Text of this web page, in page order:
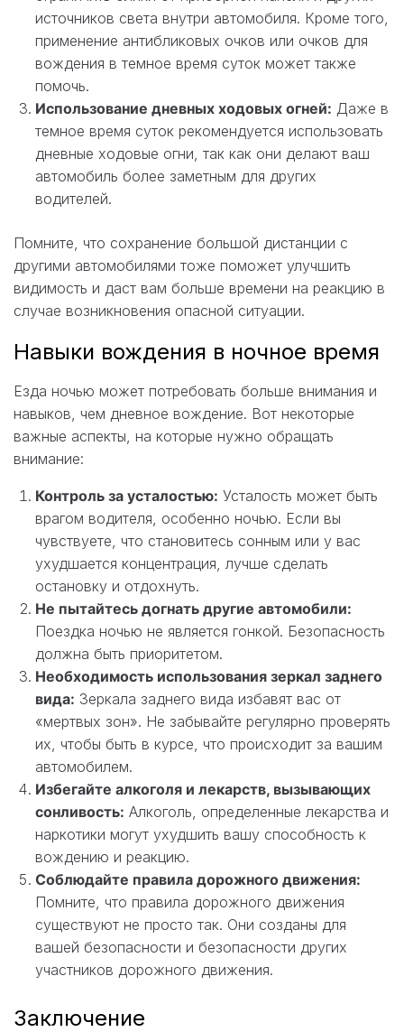
источников света внутри автомобиля. Кроме того,
применение антибликовых очков или очков для
вождения в темное время суток может также
помочь.
Использование дневных ходовых огней: Даже в
темное время суток рекомендуется использовать
дневные ходовые огни, так как они делают ваш
автомобиль более заметным для других
водителей.
Помните, что сохранение большой дистанции с
другими автомобилями тоже поможет улучшить
видимость и даст вам больше времени на реакцию в
случае возникновения опасной ситуации.
Навыки вождения в ночное время
Езда ночью может потребовать больше внимания и
навыков, чем дневное вождение. Вот некоторые
важные аспекты, на которые нужно обращать
внимание:
Контроль за усталостью: Усталость может быть
врагом водителя, особенно ночью. Если вы
чувствуете, что становитесь сонным или у вас
ухудшается концентрация, лучше сделать
остановку и отдохнуть.
Не пытайтесь догнать другие автомобили:
Поездка ночью не является гонкой. Безопасность
должна быть приоритетом.
Необходимость использования зеркал заднего
вида: Зеркала заднего вида избавят вас от
«мертвых зон». Не забывайте регулярно проверять
их, чтобы быть в курсе, что происходит за вашим
автомобилем.
Избегайте алкоголя и лекарств, вызывающих
сонливость: Алкоголь, определенные лекарства и
наркотики могут ухудшить вашу способность к
вождению и реакцию.
Соблюдайте правила дорожного движения:
Помните, что правила дорожного движения
существуют не просто так. Они созданы для
вашей безопасности и безопасности других
участников дорожного движения.
Заключение